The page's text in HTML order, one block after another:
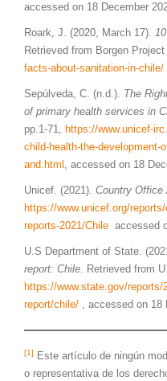
accessed on 18 December
Roark, J. (2020, March 17).
Retrieved from Borgen
facts-about-sanitation-in-chile/
Sepúlveda, C. (n.d.). The
of primary health services in
pp.1-71, https://www.unicef-
child-health-the-development-
and.html , accessed on 18
Unicef. (2021). Country Office
https://www.unicef.org/
reports-2021/Chile accessed
U.S Department of State.
report: Chile. Retrieved from
https://www.state.gov/
report/chile/ , accessed on 18
[1]
Este artículo de ningún
o representativa de los